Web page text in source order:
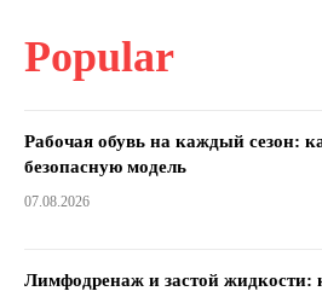
Popular
Рабочая обувь на каждый сезон:
безопасную модель
07.08.2026
Лимфодренаж и застой жидкости: